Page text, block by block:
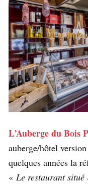
L’Auberge du Bois
auberge/hôtel
quelques années la
« Le restaurant situé